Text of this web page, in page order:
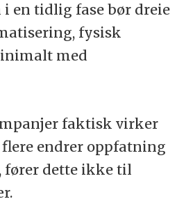
en tidlig fase bør dreie
fysisk
med
faktisk virker
endrer oppfatning
fører dette ikke til